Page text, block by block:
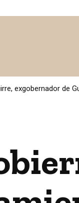
exgobernador de